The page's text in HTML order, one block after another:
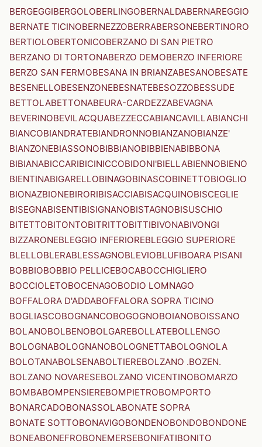
BERGEGGIBERGOLOBERLINGOBERNALDABERNAREGGIO
BERNATE TICINOBERNEZZOBERRABERSONEBERTINORO
BERTIOLOBERTONICOBERZANO DI SAN PIETRO
BERZANO DI TORTONABERZO DEMOBERZO INFERIORE
BERZO SAN FERMOBESANA IN BRIANZABESANOBESATE
BESENELLOBESENZONEBESNATEBESOZZOBESSUDE
BETTOLABETTONABEURA-CARDEZZABEVAGNA
BEVERINOBEVILACQUABEZZECCABIANCAVILLABIANCHI
BIANCOBIANDRATEBIANDRONNOBIANZANOBIANZE'
BIANZONEBIASSONOBIBBIANOBIBBIENABIBBONA
BIBIANABICCARIBICINICCOBIDONI'BIELLABIENNOBIENO
BIENTINABIGARELLOBINAGOBINASCOBINETTOBIOGLIO
BIONAZBIONEBIRORIBISACCIABISACQUINOBISCEGLIE
BISEGNABISENTIBISIGNANOBISTAGNOBISUSCHIO
BITETTOBITONTOBITRITTOBITTIBIVONABIVONGI
BIZZARONEBLEGGIO INFERIOREBLEGGIO SUPERIORE
BLELLOBLERABLESSAGNOBLEVIOBLUFIBOARA PISANI
BOBBIOBOBBIO PELLICEBOCABOCCHIGLIERO
BOCCIOLETOBOCENAGOBODIO LOMNAGO
BOFFALORA D'ADDABOFFALORA SOPRA TICINO
BOGLIASCOBOGNANCOBOGOGNOBOIANOBOISSANO
BOLANOBOLBENOBOLGAREBOLLATEBOLLENGO
BOLOGNABOLOGNANOBOLOGNETTABOLOGNOLA
BOLOTANABOLSENABOLTIEREBOLZANO .BOZEN.
BOLZANO NOVARESEBOLZANO VICENTINOBOMARZO
BOMBABOMPENSIEREBOMPIETROBOMPORTO
BONARCADOBONASSOLABONATE SOPRA
BONATE SOTTOBONAVIGOBONDENOBONDOBONDONE
BONEABONEFROBONEMERSEBONIFATIBONITO